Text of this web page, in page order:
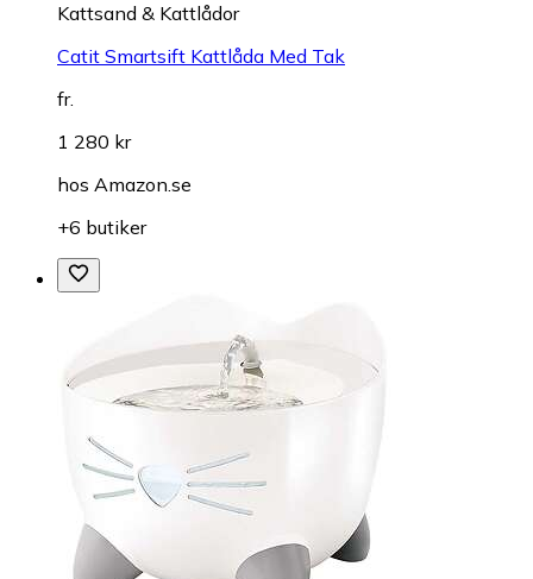
Kattsand & Kattlådor
Catit Smartsift Kattlåda Med Tak
fr.
1 280 kr
hos Amazon.se
+6 butiker